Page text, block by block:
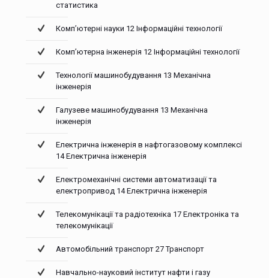
статистика
Комп’ютерні науки 12 Інформаційні технології
Комп’ютерна інженерія 12 Інформаційні технології
Технології машинобудування 13 Механічна
інженерія
Галузеве машинобудування 13 Механічна
інженерія
Електрична інженерія в нафтогазовому комплексі
14 Електрична інженерія
Електромеханічні системи автоматизації та
електропривод 14 Електрична інженерія
Телекомунікації та радіотехніка 17 Електроніка та
телекомунікації
Автомобільний транспорт 27 Транспорт
Навчально-науковий інститут нафти і газу